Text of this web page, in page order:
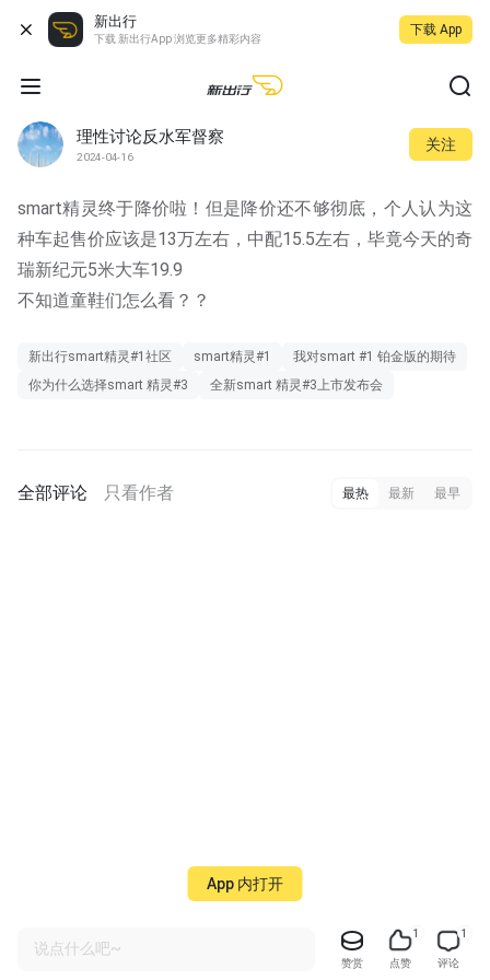
新出行
下载 新出行App 浏览更多精彩内容
下载 App
理性讨论反水军督察
2024-04-16
关注
smart精灵终于降价啦！但是降价还不够彻底，个人认为这
种车起售价应该是13万左右，中配15.5左右，毕竟今天的奇
瑞新纪元5米大车19.9
不知道童鞋们怎么看？？
新出行smart精灵#1社区 smart精灵#1
我对smart #1 铂金版的期待
你为什么选择smart 精灵#3
全新smart 精灵#3上市发布会
全部评论 只看作者 最热 最新 最早
说点什么吧~
赞赏
1
点赞
1
评论
App 内打开